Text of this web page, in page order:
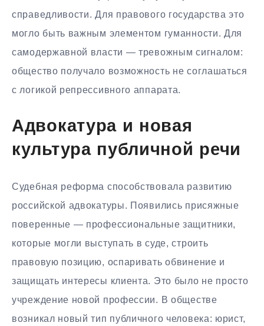
справедливости. Для правового государства это
могло быть важным элементом гуманности. Для
самодержавной власти — тревожным сигналом:
общество получало возможность не соглашаться
с логикой репрессивного аппарата.
Адвокатура и новая
культура публичной речи
Судебная реформа способствовала развитию
российской адвокатуры. Появились присяжные
поверенные — профессиональные защитники,
которые могли выступать в суде, строить
правовую позицию, оспаривать обвинение и
защищать интересы клиента. Это было не просто
учреждение новой профессии. В обществе
возникал новый тип публичного человека: юрист,